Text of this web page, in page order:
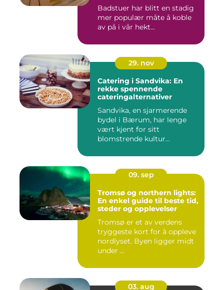
Badstuer har blitt en stadig
mer populær måte å koble
av på i vår hekt...
29. nov
Catering i Sandvika: En
rekke spennende
cateringalternativer
Sandvika, en sjarmerende
bydel i Bærum, har lenge
vært kjent for sitt
blomstrende kultur...
09. sep
Tromsø og northern lights:
En enkel guide til beste tid,
steder og opplevelser
Tromsø er et av verdens
tryggeste kort for å oppleve
nordlyset. Byen ligger midt
under ...
03. aug